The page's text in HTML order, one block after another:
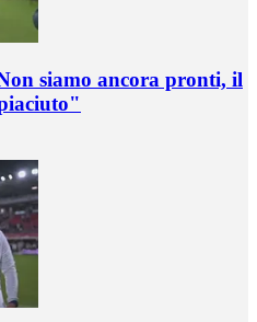
siamo ancora pronti, il